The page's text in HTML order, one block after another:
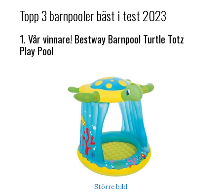
Topp 3 barnpooler bäst i test 2023
1. Vår vinnare! Bestway Barnpool Turtle Totz
Play Pool
Större bild